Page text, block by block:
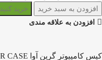
افزودن به سبد خرید
خرید کنید
افزودن به علاقه مندی
کیس کامپیوتر گرین آوا GREEN AVA COMPUTER CASE